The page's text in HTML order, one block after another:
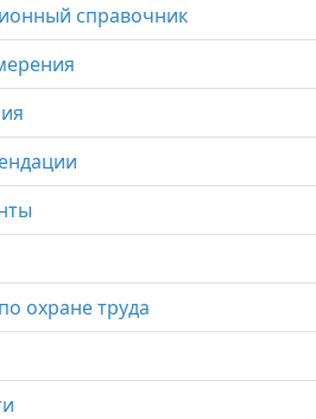
справочник
охране труда